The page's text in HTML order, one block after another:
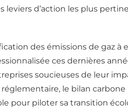
leviers d’action les plus
des émissions de gaz à
ces dernières
soucieuses de leur
le bilan
pour piloter sa transition